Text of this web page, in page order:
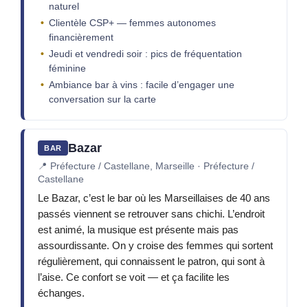
naturel
Clientèle CSP+ — femmes autonomes
financièrement
Jeudi et vendredi soir : pics de fréquentation
féminine
Ambiance bar à vins : facile d’engager une
conversation sur la carte
BAR Bazar
📍 Préfecture / Castellane, Marseille · Préfecture /
Castellane
Le Bazar, c’est le bar où les Marseillaises de 40 ans
passés viennent se retrouver sans chichi. L’endroit
est animé, la musique est présente mais pas
assourdissante. On y croise des femmes qui sortent
régulièrement, qui connaissent le patron, qui sont à
l’aise. Ce confort se voit — et ça facilite les
échanges.